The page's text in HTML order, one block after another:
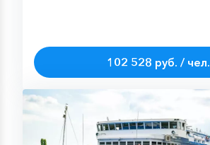
102 528 руб. / чел.